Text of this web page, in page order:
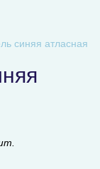
синяя атласная